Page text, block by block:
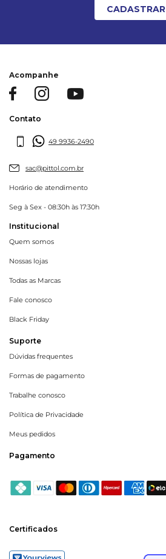
CADASTRAR
Acompanhe
Contato
49 9936-2490
sac@pittol.com.br
Horário de atendimento
Seg à Sex - 08:30h às 17:30h
Institucional
Quem somos
Nossas lojas
Todas as Marcas
Fale conosco
Black Friday
Suporte
Dúvidas frequentes
Formas de pagamento
Trabalhe conosco
Política de Privacidade
Meus pedidos
Pagamento
Certificados